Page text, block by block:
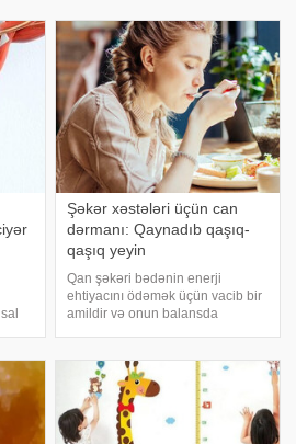
insan zülalının demək olar ki,
bütün dəyişmiş formalarını
stabilləşdirə bilir
Şəkər xəstələri üçün can
dərmanı: Qaynadıb qaşıq-
qaşıq yeyin
Qan şəkəri bədənin enerji
ehtiyacını ödəmək üçün vacib bir
amildir və onun balansda
ilə qan şəkərinin sürətlə
yüksəlməsinin qarşısını alır və
insulinə həssaslığ